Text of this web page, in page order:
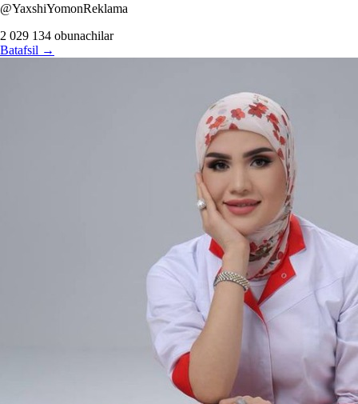
@YaxshiYomonReklama
2 029 134 obunachilar
Batafsil →